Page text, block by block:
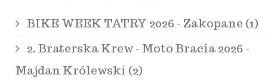
BIKE WEEK TATRY 2026 - Zakopane (1)
2. Braterska Krew - Moto Bracia 2026 -
Majdan Królewski (2)